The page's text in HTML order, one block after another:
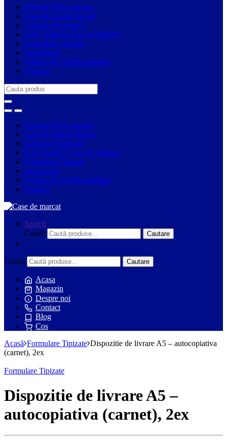
Sisteme POS vanzare
Case de marcat fiscale
Cantare electronice
Role Termice Case de Marcat
Formulare Tipizate
Imprimante
Politica de confidentialitate
Contact
Search
for:
Sisteme POS vanzare
Case de marcat fiscale
Cantare electronice
Role Termice Case de Marcat
Formulare Tipizate
Imprimante
Politica de confidentialitate
Contact
Search
Caută:
Cautare
Caută: Cautare
Acasa
Magazin
Despre noi
Contact
Blog
Cos
Acasă Formulare Tipizate Dispozitie de livrare A5 – autocopiativa
(carnet), 2ex
Formulare Tipizate
Dispozitie de livrare A5 –
autocopiativa (carnet), 2ex